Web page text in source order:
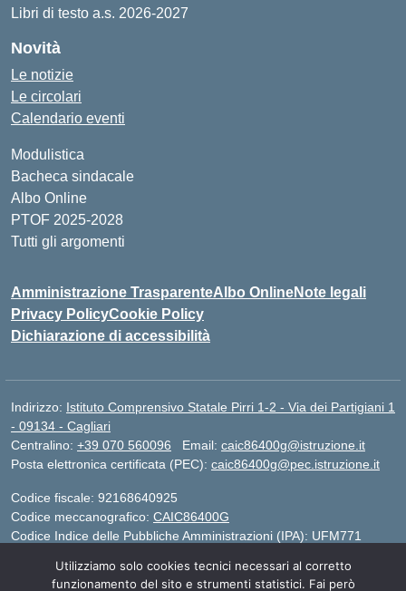
Libri di testo a.s. 2026-2027
Novità
Le notizie
Le circolari
Calendario eventi
Modulistica
Bacheca sindacale
Albo Online
PTOF 2025-2028
Tutti gli argomenti
Amministrazione TrasparenteAlbo OnlineNote legali
Privacy PolicyCookie Policy
Dichiarazione di accessibilità
Indirizzo: Istituto Comprensivo Statale Pirri 1-2 - Via dei Partigiani 1
- 09134 - Cagliari
Centralino: +39 070 560096 Email: caic86400g@istruzione.it
Posta elettronica certificata (PEC): caic86400g@pec.istruzione.it
Codice fiscale: 92168640925
Codice meccanografico: CAIC86400G
Codice Indice delle Pubbliche Amministrazioni (IPA): UFM771
IBAN - IT 46 W 0101504808000070626497
Utilizziamo solo cookies tecnici necessari al corretto
funzionamento del sito e strumenti statistici. Fai però